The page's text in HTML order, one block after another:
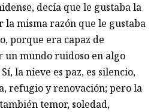
decía que le gustaba la
la misma razón que le gustaba
porque era capaz de
un mundo ruidoso en algo
la nieve es paz, es silencio,
refugio y renovación; pero la
temor, soledad,